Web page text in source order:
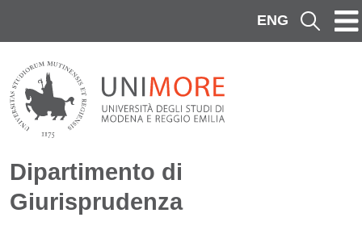
ENG Cerca
Dipartimento di
Giurisprudenza